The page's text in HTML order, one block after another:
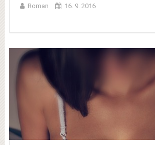
Roman 16. 9. 2016